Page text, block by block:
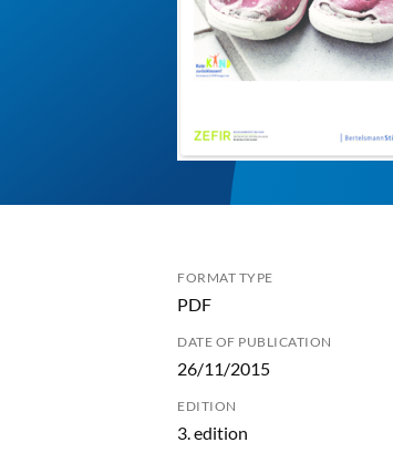
FORMAT TYPE
PDF
DATE OF PUBLICATION
26/11/2015
EDITION
3. edition